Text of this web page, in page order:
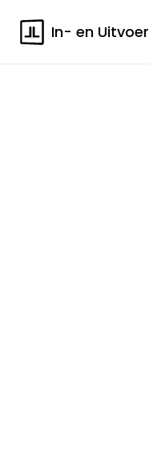
In- en Uitvoer